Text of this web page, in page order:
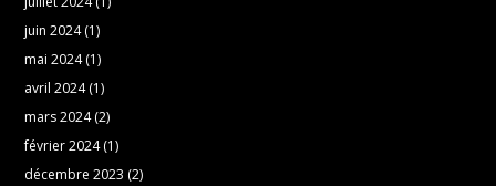
juin 2024(1)
mai 2024(1)
avril 2024(1)
mars 2024(2)
février 2024(1)
décembre 2023 (2)